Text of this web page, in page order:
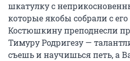
шкатулку с
которые якобы собрали с
Костюшкину преподнесли
Тимуру Родригезу —
съешь и научишься петь, а